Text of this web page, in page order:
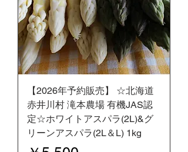
【2026年予約販売】 ☆北海道
赤井川村 滝本農場 有機JAS認
定☆ホワイトアスパラ(2L)&グ
リーンアスパラ(2L＆L) 1kg